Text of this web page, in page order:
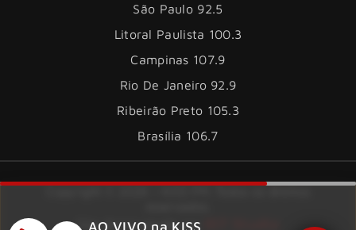
São Paulo 92.5
Litoral Paulista 100.3
Campinas 107.9
Rio De Janeiro 92.9
Ribeirão Preto 105.3
Brasília 106.7
Site desenvolvido por
AO VIVO na KISS